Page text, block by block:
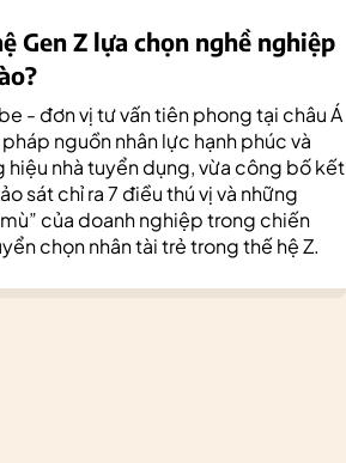
Gen Z lựa chọn nghề nghiệp
- đơn vị tư vấn tiên phong tại châu Á
nguồn nhân lực hạnh phúc và
hiệu nhà tuyển dụng, vừa công bố kết
sát chỉ ra 7 điều thú vị và những
của doanh nghiệp trong chiến
chọn nhân tài trẻ trong thế hệ Z.